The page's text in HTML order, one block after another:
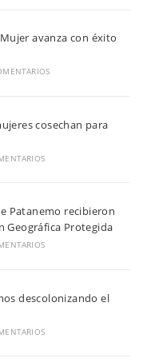
avanza con éxito
cosechan para
Patanemo recibieron
Geográfica Protegida
descolonizando el